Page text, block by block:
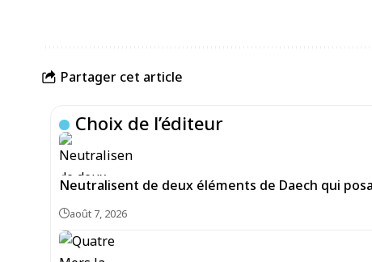
Partager cet article
Choix de l’éditeur
Neutralisent de deux éléments de Daech qui
août 7, 2026